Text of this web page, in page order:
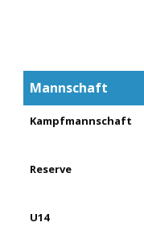
Mannschaft
Kampfmannschaft
Reserve
U14